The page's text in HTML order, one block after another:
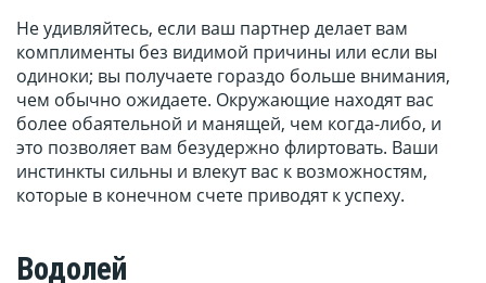
Не удивляйтесь, если ваш партнер делает вам
комплименты без видимой причины или если вы
одиноки; вы получаете гораздо больше внимания,
чем обычно ожидаете. Окружающие находят вас
более обаятельной и манящей, чем когда-либо, и
это позволяет вам безудержно флиртовать. Ваши
инстинкты сильны и влекут вас к возможностям,
которые в конечном счете приводят к успеху.
Водолей